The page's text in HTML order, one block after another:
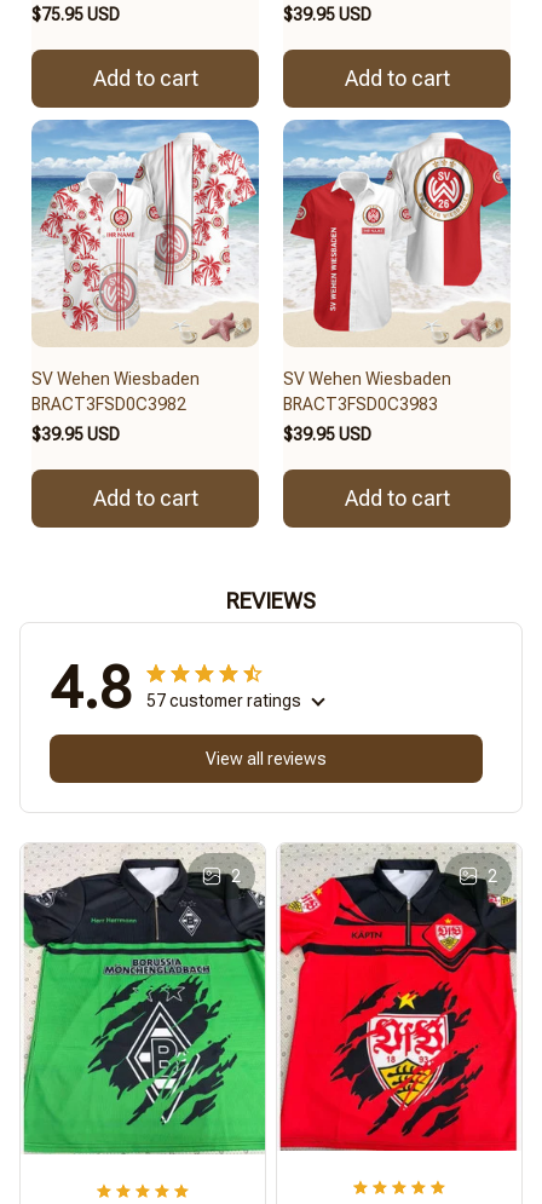
$75.95 USD
Add to cart
$39.95 USD
Add to cart
SV Wehen Wiesbaden
BRACT3FSD0C3982
$39.95 USD
Add to cart
SV Wehen Wiesbaden
BRACT3FSD0C3983
$39.95 USD
Add to cart
REVIEWS
4.8 57 customer ratings
View all reviews
2 2